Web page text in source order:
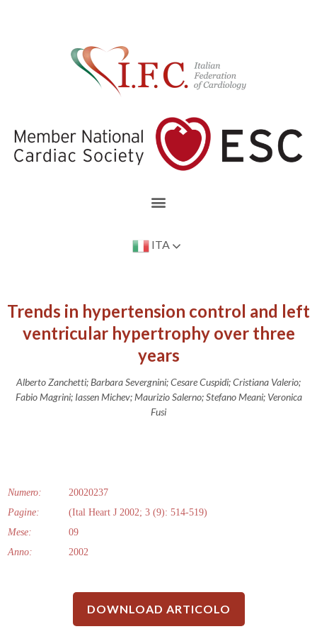
ITA
Trends in hypertension control and left
ventricular hypertrophy over three
years
Alberto Zanchetti; Barbara Severgnini; Cesare Cuspidi; Cristiana Valerio;
Fabio Magrini; Iassen Michev; Maurizio Salerno; Stefano Meani; Veronica
Fusi
Numero:
20020237
Pagine:
(Ital Heart J 2002; 3 (9): 514-519)
Mese:
09
Anno:
2002
DOWNLOAD ARTICOLO